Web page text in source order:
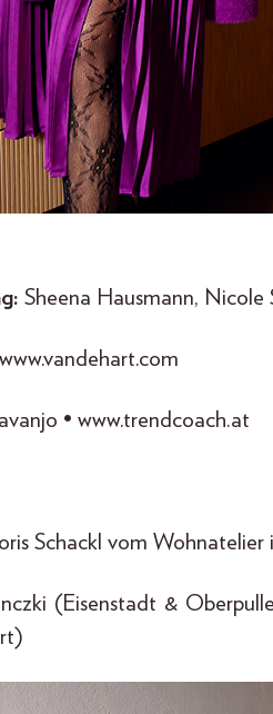
Sheena Hausmann,
• www.trendcoach.at
Schackl vom Wohnatelier
(Eisenstadt &